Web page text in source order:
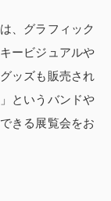
、グラフィック
ービジュアルや
ッズも販売され
というバンドや
きる展覧会をお